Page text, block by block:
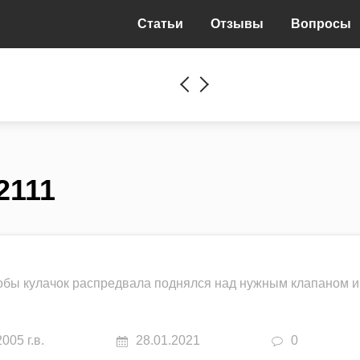
Статьи Отзывы Вопросы
кулачок распредвала поднялся над нужным клапаном и
г.в. 28.01.2021 0